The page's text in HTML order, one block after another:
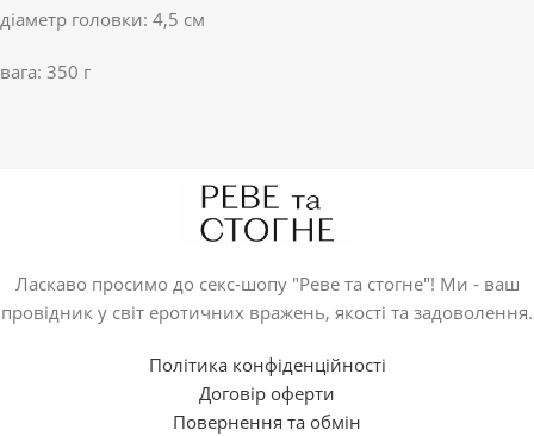
діаметр головки: 4,5 см
вага: 350 г
Ласкаво просимо до секс-шопу "Реве та стогне"! Ми - ваш
провідник у світ еротичних вражень, якості та задоволення.
Політика конфіденційності
Договір оферти
Повернення та обмін